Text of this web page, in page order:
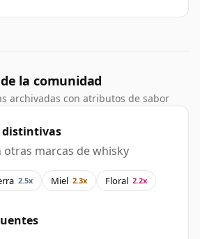
la comunidad
archivadas con atributos de sabor
distintivas
otras marcas de whisky
2.5x Miel 2.3x Floral 2.2x